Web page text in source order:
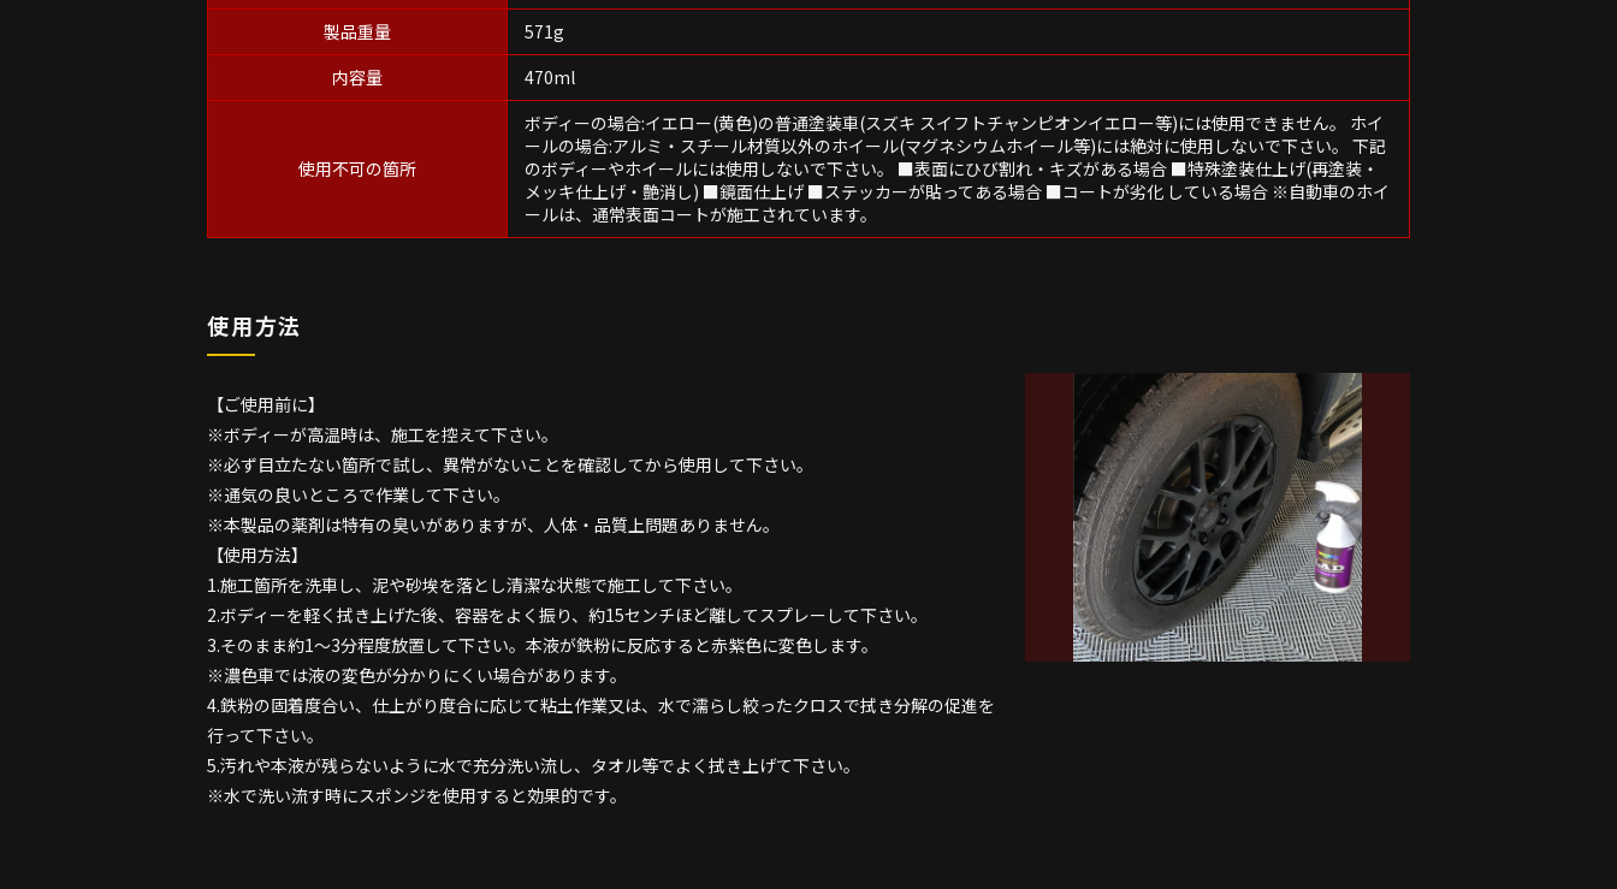
製品重量
571g
内容量
470ml
使用不可の箇所
ボディーの場合:イエロー(黄色)の普通塗装車(スズキ スイフトチャンピオンイエロー等)には使用できません。 ホイ
ールの場合:アルミ・スチール材質以外のホイール(マグネシウムホイール等)には絶対に使用しないで下さい。 下記
のボディーやホイールには使用しないで下さい。 ■表面にひび割れ・キズがある場合 ■特殊塗装仕上げ(再塗装・
メッキ仕上げ・艶消し) ■鏡面仕上げ ■ステッカーが貼ってある場合 ■コートが劣化 している場合 ※自動車のホイ
ールは、通常表面コートが施工されています。
使用方法
【ご使用前に】
※ボディーが高温時は、施工を控えて下さい。
※必ず目立たない箇所で試し、異常がないことを確認してから使用して下さい。
※通気の良いところで作業して下さい。
※本製品の薬剤は特有の臭いがありますが、人体・品質上問題ありません。
【使用方法】
1.施工箇所を洗車し、泥や砂埃を落とし清潔な状態で施工して下さい。
2.ボディーを軽く拭き上げた後、容器をよく振り、約15センチほど離してスプレーして下さい。
3.そのまま約1～3分程度放置して下さい。本液が鉄粉に反応すると赤紫色に変色します。
※濃色車では液の変色が分かりにくい場合があります。
4.鉄粉の固着度合い、仕上がり度合に応じて粘土作業又は、水で濡らし絞ったクロスで拭き分解の促進を
行って下さい。
5.汚れや本液が残らないように水で充分洗い流し、タオル等でよく拭き上げて下さい。
※水で洗い流す時にスポンジを使用すると効果的です。